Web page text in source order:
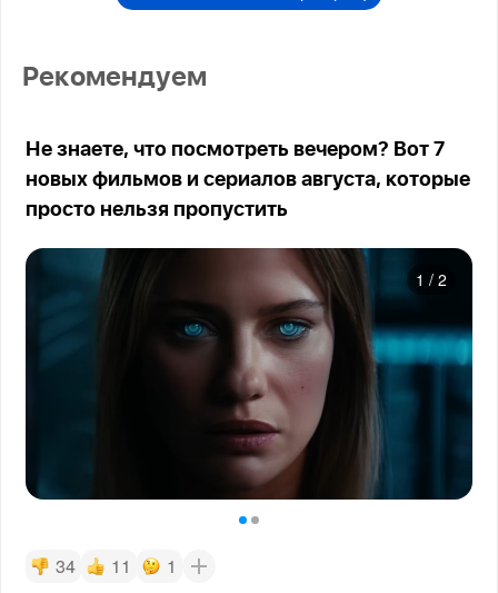
Рекомендуем
Не знаете, что посмотреть вечером? Вот 7
новых фильмов и сериалов августа, которые
просто нельзя пропустить
1 / 2
34 11 1